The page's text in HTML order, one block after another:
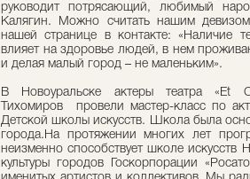
руководит потрясающий, любимый
Калягин. Можно считать нашим
нашей странице в контакте: «Наличие
влияет на здоровье людей, в нем
и делая малый город – не маленьким».
В Новоуральске актеры театра «Et
Тихомиров провели мастер-класс по
Детской школы искусств. Школа была
города.На протяжении многих лет
неизменно способствует школе искусств
культуры городов Госкорпорации